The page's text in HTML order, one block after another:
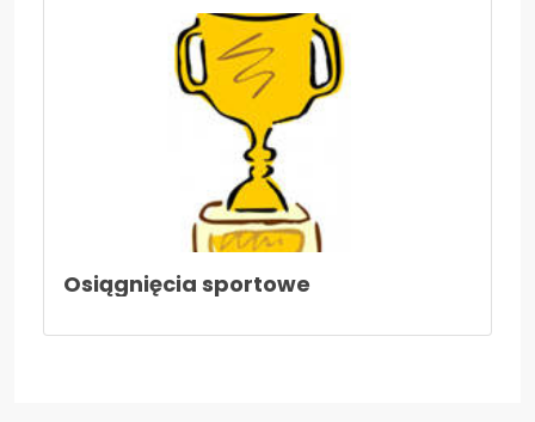
Do pobrania - nauczyciele
27 stycznia- Międzynarodowy Dzień Pamięci
o Ofiarach Holokaustu
Kontakt
Osiągnięcia sportowe